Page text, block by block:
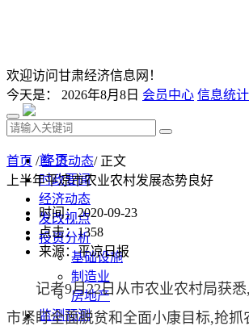
欢迎访问甘肃经济信息网！
今天是： 2026年8月8日 会员中心 信息统计
首 页
时政要闻
经济动态
发改视点
投资分析
基础设施
制造业
房地产
监测预测
首页 /经济动态/ 正文
上半年平凉市农业农村发展态势良好
时间：2020-09-23
点击：1358
来源：平凉日报
记者9月22日从市农业农村局获
市紧盯全面脱贫和全面小康目标,抢抓